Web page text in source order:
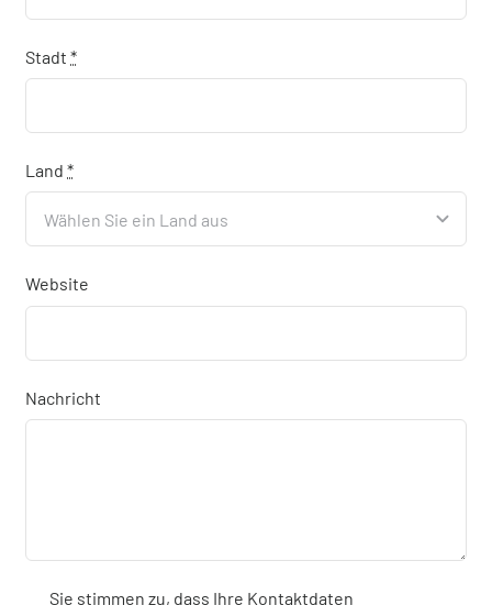
Stadt*
Land*
Website
Nachricht
Sie stimmen zu, dass Ihre Kontaktdaten